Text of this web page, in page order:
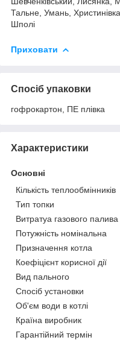
Тальне, Умань,
Шполі
Приховати
Спосіб упаковки
гофрокартон, ПЕ плівка
Характеристики
Основні
Кількість теплообмінників
Тип топки
Витратуа газового палива
Потужність номінальна
Призначення котла
Коефіцієнт корисної дії
Вид пального
Спосіб установки
Об'єм води в котлі
Країна виробник
Гарантійний термін